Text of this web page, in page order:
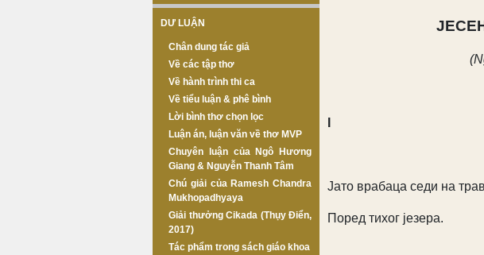
DƯ LUẬN
Chân dung tác giả
Về các tập thơ
Về hành trình thi ca
Về tiểu luận & phê bình
Lời bình thơ chọn lọc
Luận án, luận văn về thơ MVP
Chuyên luận của Ngô Hương
Giang & Nguyễn Thanh Tâm
Chú giải của Ramesh Chandra
Mukhopadhyaya
Giải thưởng Cikada (Thụy Điển,
2017)
Tác phẩm trong sách giáo khoa
Јато врабаца седи на
Поред тихог језера.